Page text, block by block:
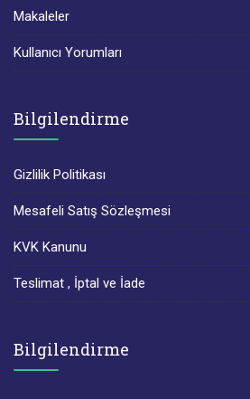
Makaleler
Kullanıcı Yorumları
Bilgilendirme
Gizlilik Politikası
Mesafeli Satış Sözleşmesi
KVK Kanunu
Teslimat , İptal ve İade
Bilgilendirme